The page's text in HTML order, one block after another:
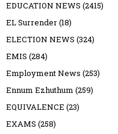
EDUCATION NEWS (2415)
EL Surrender(18)
ELECTION NEWS (324)
EMIS (284)
Employment News (253)
Ennum Ezhuthum (259)
EQUIVALENCE (23)
EXAMS (258)